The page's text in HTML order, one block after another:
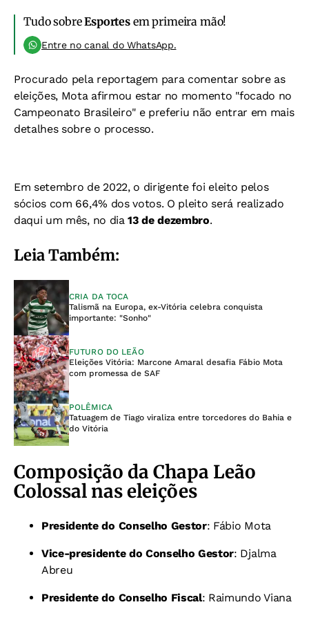
Tudo sobreEsportesem primeira mão!
Entre no canal do WhatsApp.
Procurado pela reportagem para comentar sobre as
eleições, Mota afirmou estar no momento "focado no
Campeonato Brasileiro" e preferiu não entrar em mais
detalhes sobre o processo.
Em setembro de 2022, o dirigente foi eleito pelos
sócios com 66,4% dos votos. O pleito será realizado
daqui um mês, no dia13 de dezembro.
Leia Também:
CRIA DA TOCA
Talismã na Europa, ex-Vitória celebra conquista
importante: "Sonho"
FUTURO DO LEÃO
Eleições Vitória: Marcone Amaral desafia Fábio Mota
com promessa de SAF
POLÊMICA
Tatuagem de Tiago viraliza entre torcedores do Bahia e
do Vitória
Composição da Chapa Leão
Colossal nas eleições
Presidente do Conselho Gestor: Fábio Mota
Vice-presidente do Conselho Gestor: Djalma
Abreu
Presidente do Conselho Fiscal: Raimundo Viana